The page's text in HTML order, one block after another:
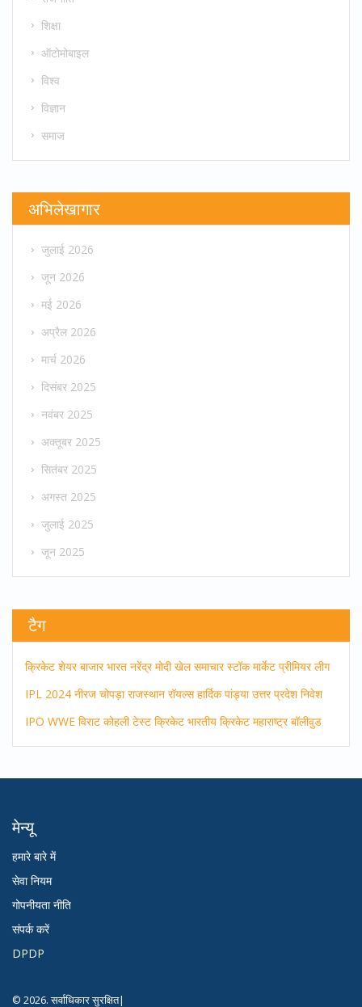
शिक्षा
ऑटोमोबाइल
विश्व
विज्ञान
समाज
अभिलेखागार
जुलाई 2026
जून 2026
मई 2026
अप्रैल 2026
मार्च 2026
दिसंबर 2025
नवंबर 2025
अक्तूबर 2025
सितंबर 2025
अगस्त 2025
जुलाई 2025
जून 2025
टैग
क्रिकेट शेयर बाजार भारत नरेंद्र मोदी खेल समाचार स्टॉक मार्केट प्रीमियर लीग
IPL 2024 नीरज चोपड़ा राजस्थान रॉयल्स हार्दिक पांड्या उत्तर प्रदेश निवेश
IPO WWE विराट कोहली टेस्ट क्रिकेट भारतीय क्रिकेट महाराष्ट्र बॉलीवुड
मेन्यू
हमारे बारे में
सेवा नियम
गोपनीयता नीति
संपर्क करें
DPDP
© 2026. सर्वाधिकार सुरक्षित|